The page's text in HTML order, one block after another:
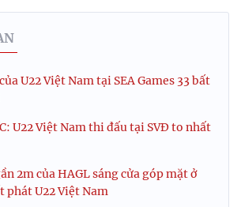
U22 Việt Nam tại SEA Games 33 bất
U22 Việt Nam thi đấu tại SVĐ to nhất
2m của HAGL sáng cửa góp mặt ở
phát U22 Việt Nam